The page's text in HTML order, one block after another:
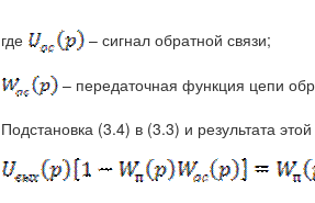
где – сигнал обратной связи;
– передаточная функция цепи
Подстановка (3.4) в (3.3) и результата